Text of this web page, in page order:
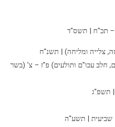
תכ"ח | תשס"ד
צלייה ומליחה) | תשנ"ח
חלב עכו"ם ותולעים) פ"ז – צ' (בשר
| תשפ"ג
| תשע"ה